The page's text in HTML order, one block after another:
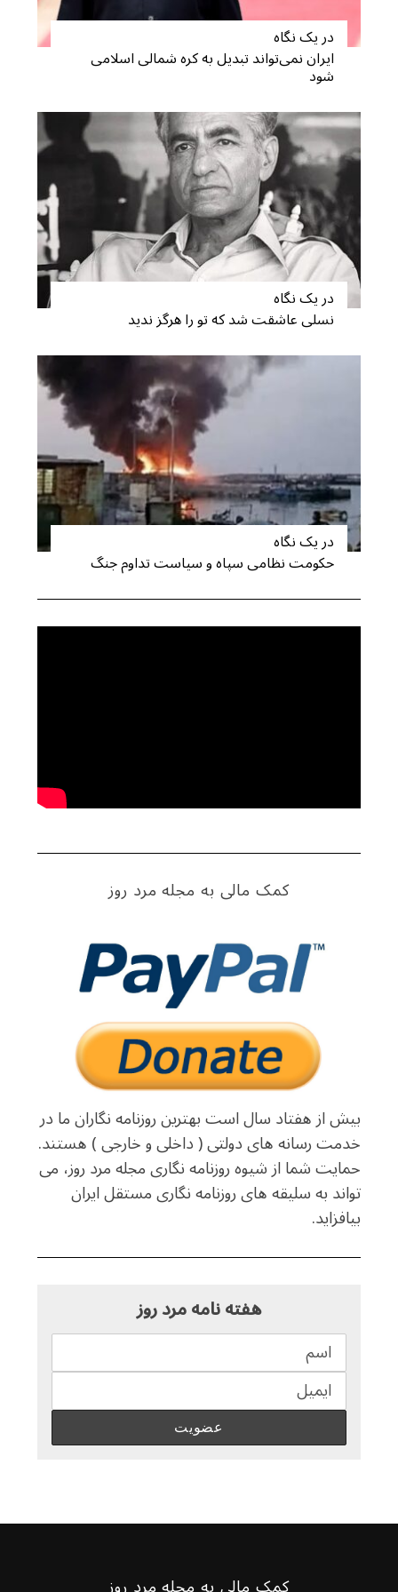
در یک نگاه
ایران نمی‌تواند تبدیل به کره شمالی اسلامی
شود
در یک نگاه
نسلی عاشقت شد که تو را هرگز ندید
در یک نگاه
حکومت نظامی سپاه و سیاست تداوم جنگ
کمک مالی به مجله مرد روز
بیش از هفتاد سال است بهترین روزنامه نگاران ما در
خدمت رسانه های دولتی ( داخلی و خارجی ) هستند.
حمایت شما از شیوه روزنامه نگاری مجله مرد روز، می
تواند به سلیقه های روزنامه نگاری مستقل ایران
بیافزاید.
هفته نامه مرد روز
h
f
o
: